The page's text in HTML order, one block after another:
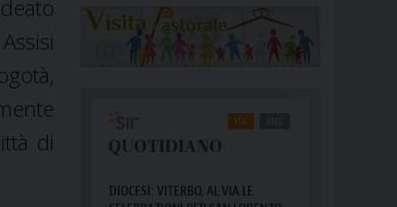
di